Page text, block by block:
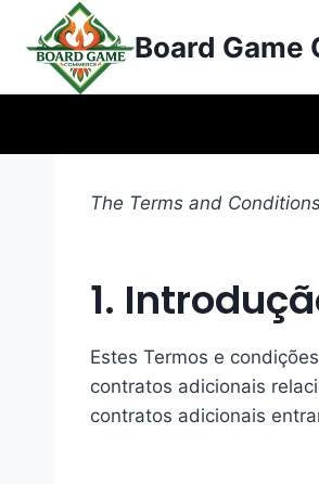
para
conteúdo
Board Game
The Terms and
1.
Estes Termos e
contratos adicionais
contratos adicionais